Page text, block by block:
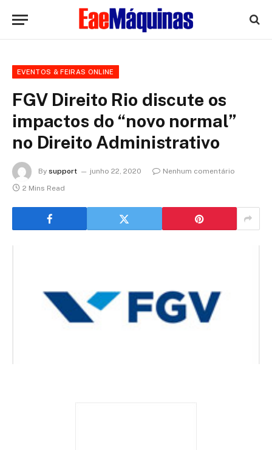
EVENTOS & FEIRAS ONLINE
FGV Direito Rio discute os
impactos do “novo normal”
no Direito Administrativo
By support junho 22, 2020
Nenhum comentário
2 Mins Read